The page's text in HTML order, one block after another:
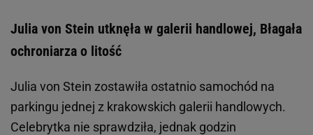
Julia von Stein utknęła w galerii handlowej, Błagała
ochroniarza o litość
Julia von Stein zostawiła ostatnio samochód na
parkingu jednej z krakowskich galerii handlowych.
Celebrytka nie sprawdziła, jednak godzin